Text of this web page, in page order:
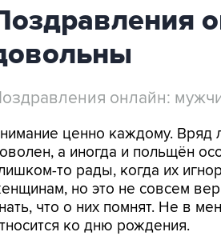
онлайн:
ценно каждому. Вряд
а иногда и польщён
то рады, когда их
но это не совсем
что о них помнят. Не в
ко дню рождения.